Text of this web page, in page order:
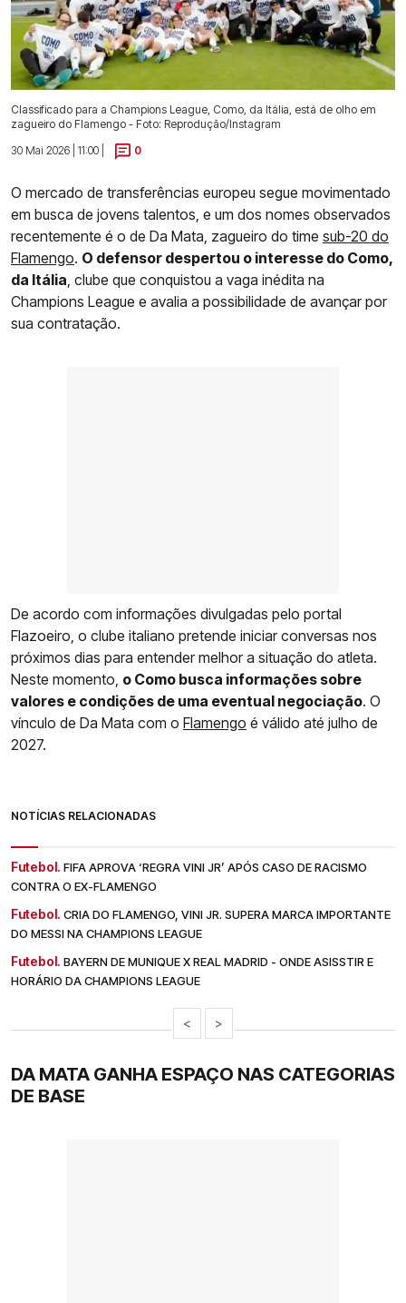
Classificado para a Champions League, Como, da Itália, está de olho em
zagueiro do Flamengo - Foto: Reprodução/Instagram
30 Mai 2026 | 11:00 |
0
O mercado de transferências europeu segue movimentado
em busca de jovens talentos, e um dos nomes observados
recentemente é o de Da Mata, zagueiro do time sub-20 do
Flamengo. O defensor despertou o interesse do Como,
da Itália , clube que conquistou a vaga inédita na
Champions League e avalia a possibilidade de avançar por
sua contratação.
De acordo com informações divulgadas pelo portal
Flazoeiro, o clube italiano pretende iniciar conversas nos
próximos dias para entender melhor a situação do atleta.
Neste momento, o Como busca informações sobre
valores e condições de uma eventual negociação. O
vínculo de Da Mata com o Flamengo é válido até julho de
2027.
NOTÍCIAS RELACIONADAS
Futebol. FIFA APROVA ‘REGRA VINI JR’ APÓS CASO DE RACISMO
CONTRA O EX-FLAMENGO
Futebol. CRIA DO FLAMENGO, VINI JR. SUPERA MARCA IMPORTANTE
DO MESSI NA CHAMPIONS LEAGUE
Futebol. BAYERN DE MUNIQUE X REAL MADRID - ONDE ASISSTIR E
HORÁRIO DA CHAMPIONS LEAGUE
< >
DA MATA GANHA ESPAÇO NAS CATEGORIAS
DE BASE